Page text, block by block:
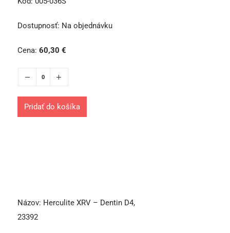
Dostupnosť: Na objednávku
Cena: 60,30 €
Pridať do košíka
Názov: Herculite XRV – Dentin D4,
23392